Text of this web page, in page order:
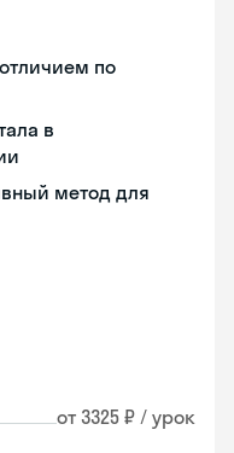
по
в
метод для
от 3325 ₽ / урок